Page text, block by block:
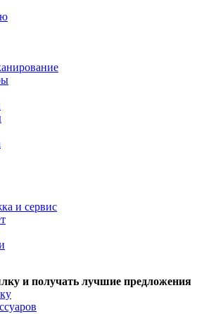
и сервис
и получать лучшие предложения